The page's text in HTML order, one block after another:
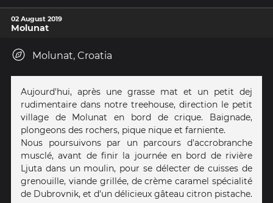
02 August 2019
Molunat
Molunat, Croatia
Aujourd'hui, après une grasse mat et un petit dej
rudimentaire dans notre treehouse, direction le petit
village de Molunat en bord de crique. Baignade,
plongeons des rochers, pique nique et farniente.
Nous poursuivons par un parcours d'accrobranche
musclé, avant de finir la journée en bord de rivière
Ljuta dans un moulin, pour se délecter de cuisses de
grenouille, viande grillée, de crème caramel spécialité
de Dubrovnik, et d'un délicieux gâteau citron pistache.